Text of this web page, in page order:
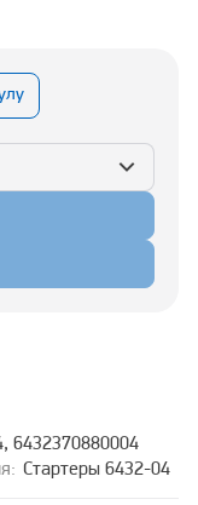
6432370880004
Стартеры 6432-04